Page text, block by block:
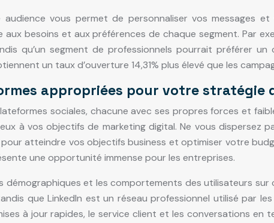
vous permet de personnaliser vos
besoins et aux préférences de chaque segment. Par
qu’un segment de professionnels pourrait préférer
un taux d’ouverture 14,31% plus élevé que les
appropriées pour votre stratégie
sociales, chacune avec ses propres forces et
à vos objectifs de marketing digital. Ne vous dispersez
atteindre vos objectifs business et optimiser votre
une opportunité immense pour les entreprises.
démographiques et les comportements des utilisateurs
que LinkedIn est un réseau professionnel utilisé par
à jour rapides, le service client et les conversations